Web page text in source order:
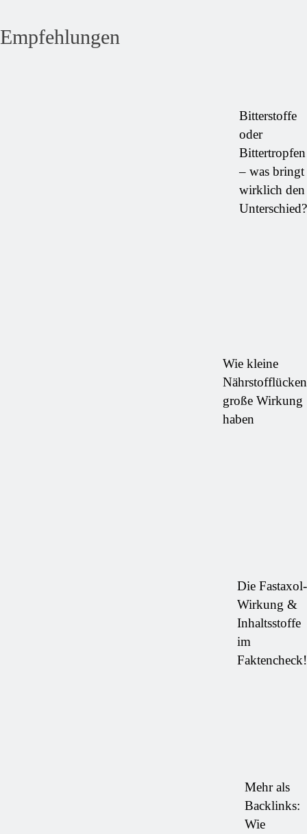
Empfehlungen
Bitterstoffe
oder
Bittertropfen
– was bringt
wirklich den
Unterschied?
Wie kleine
Nährstofflücken
große Wirkung
haben
Die Fastaxol-
Wirkung &
Inhaltsstoffe
im
Faktencheck!
Mehr als
Backlinks:
Wie